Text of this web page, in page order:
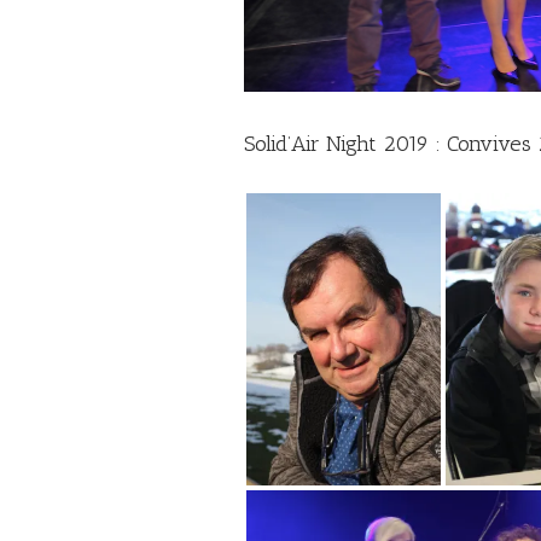
Solid’Air Night 2019 : Convives